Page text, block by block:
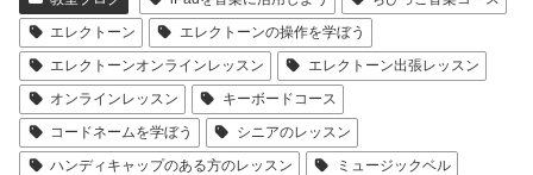
エレクトーン
エレクトーンの操作を学ぼう
エレクトーンオンラインレッスン
エレクトーン出張レッスン
オンラインレッスン
キーボードコース
コードネームを学ぼう
シニアのレッスン
ハンディキャップのある方のレッスン
ミュージックベル